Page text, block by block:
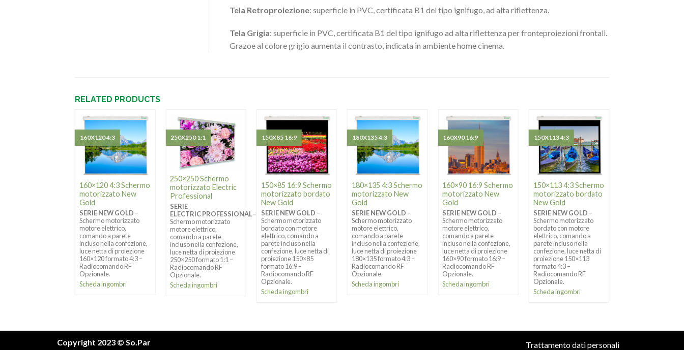
Tela Retroproiezione: superficie in PVC, certificata B1 del tipo ignifugo, ad alta riflettenza.
Tela Grigia: superficie in PVC, certificata B1 del tipo ignifugo ad alta riflettenza per fronteproiezioni frontali.
Grazoe al colore grigio aumenta il contrasto, indicata in ambiente home cinema.
RELATED PRODUCTS
160×120 4:3 Schermo
motorizzato New
Gold
SERIE NEW GOLD –
Schermo motorizzato
motore elettrico,
comando a parete
incluso nella confezione,
luce netta di proiezione
160×120 formato 4:3 –
Radiocomando RF
Opzionale.
Scheda ingombri
160X120 4:3
250×250 Schermo
motorizzato Electric
Professional
SERIE
ELECTRIC PROFESSIONAL–
Schermo motorizzato
motore elettrico,
comando a parete
incluso nella confezione,
luce netta di proiezione
250×250 formato 1:1 –
Radiocomando RF
Opzionale.
Scheda ingombri
250X250 1:1
150×85 16:9 Schermo
motorizzato bordato
New Gold
SERIE NEW GOLD –
Schermo motorizzato
bordato con motore
elettrico, comando a
parete incluso nella
confezione, luce netta di
proiezione 150×85
formato 16:9 –
Radiocomando RF
Opzionale.
Scheda ingombri
150X85 16:9
180×135 4:3 Schermo
motorizzato New
Gold
SERIE NEW GOLD –
Schermo motorizzato
motore elettrico,
comando a parete
incluso nella confezione,
luce netta di proiezione
180×135 formato 4:3 –
Radiocomando RF
Opzionale.
Scheda ingombri
180X135 4:3
160×90 16:9 Schermo
motorizzato New
Gold
SERIE NEW GOLD –
Schermo motorizzato
motore elettrico,
comando a parete
incluso nella confezione,
luce netta di proiezione
160×90 formato 16:9 –
Radiocomando RF
Opzionale.
Scheda ingombri
160X90 16:9
150×113 4:3 Schermo
motorizzato bordato
New Gold
SERIE NEW GOLD –
Schermo motorizzato
bordato con motore
elettrico, comando a
parete incluso nella
confezione, luce netta di
proiezione 150×113
formato 4:3 –
Radiocomando RF
Opzionale.
Scheda ingombri
150X113 4:3
Copyright 2023 © So.Par Trattamento dati personali